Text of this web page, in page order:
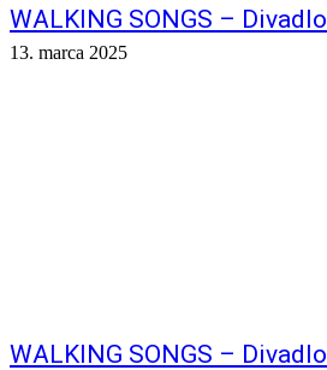
WALKING SONGS –
13. marca 2025
WALKING SONGS –